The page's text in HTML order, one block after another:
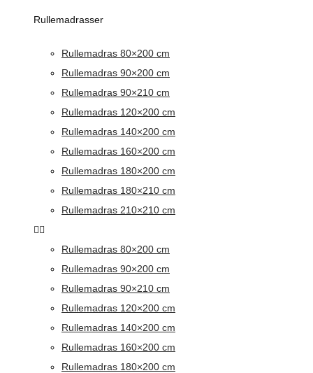
Rullemadrasser
Rullemadras 80×200 cm
Rullemadras 90×200 cm
Rullemadras 90×210 cm
Rullemadras 120×200 cm
Rullemadras 140×200 cm
Rullemadras 160×200 cm
Rullemadras 180×200 cm
Rullemadras 180×210 cm
Rullemadras 210×210 cm
Rullemadras 80×200 cm
Rullemadras 90×200 cm
Rullemadras 90×210 cm
Rullemadras 120×200 cm
Rullemadras 140×200 cm
Rullemadras 160×200 cm
Rullemadras 180×200 cm